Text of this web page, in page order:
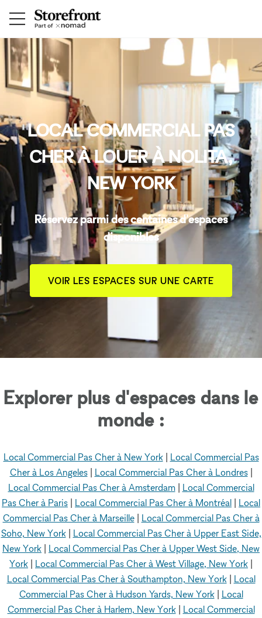
LOCAL COMMERCIAL PAS
CHER À LOUER À NOLITA,
NEW YORK
Réservez parmi des centaines d'espaces
disponibles
VOIR LES ESPACES SUR UNE CARTE
Explorer plus d'espaces dans le
monde :
Local Commercial Pas Cher à New York| Local Commercial Pas
Cher à Los Angeles| Local Commercial Pas Cher à Londres|
Local Commercial Pas Cher à Amsterdam| Local Commercial
Pas Cher à Paris
Local Commercial Pas Cher à Montréal
Local
Commercial Pas Cher à Marseille| Local Commercial Pas Cher à
Soho, New York| Local Commercial Pas Cher à Upper East Side,
New York
Local Commercial Pas Cher à Upper West Side, New
York
Local Commercial Pas Cher à West Village, New York
Local Commercial Pas Cher à Southampton, New York| Local
Commercial Pas Cher à Hudson Yards, New York| Local
Commercial Pas Cher à Harlem, New York| Local Commercial